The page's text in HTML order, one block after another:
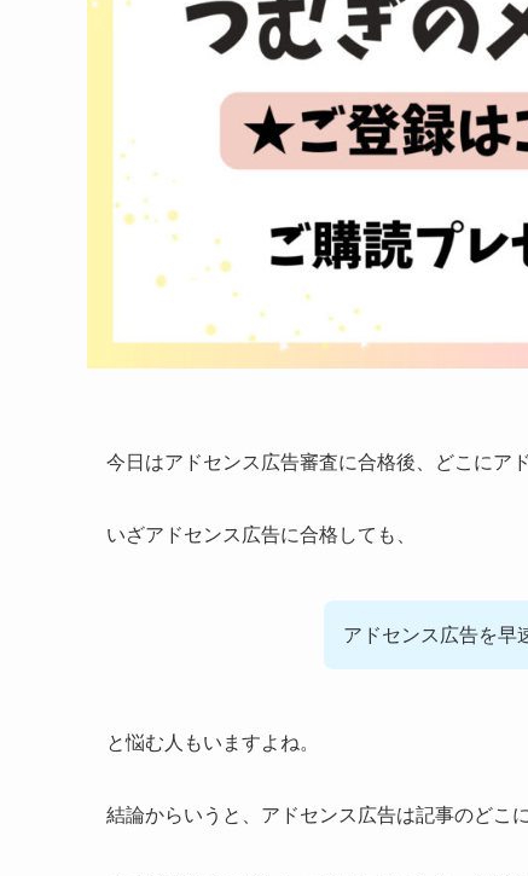
今日はアドセンス広告審査に合格後、どこにア
いざアドセンス広告に合格しても、
アドセンス広告を早
と悩む人もいますよね。
結論からいうと、アドセンス広告は記事のどこ